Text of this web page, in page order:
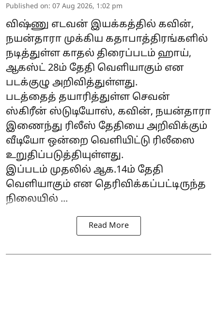
Published on: 07 Aug 2026, 1:02 pm
விஷ்ணு எடவன் இயக்கத்தில் கவின்,
நயன்தாரா முக்கிய கதாபாத்திரங்களில்
நடித்துள்ள காதல் திரைப்படம் ஹாய்,
ஆகஸ்ட் 28ம் தேதி வெளியாகும் என
படக்குழு அறிவித்துள்ளது.
படத்தைத் தயாரித்துள்ள செவன்
ஸ்கிரீன் ஸ்டுடியோஸ், கவின், நயன்தாரா
இணைந்து ரிலீஸ் தேதியை அறிவிக்கும்
வீடியோ ஒன்றை வெளியிட்டு ரிலீஸை
உறுதிப்படுத்தியுள்ளது.
இப்படம் முதலில் ஆக.14ம் தேதி
வெளியாகும் என தெரிவிக்கப்பட்டிருந்த
நிலையில் ...
Read More